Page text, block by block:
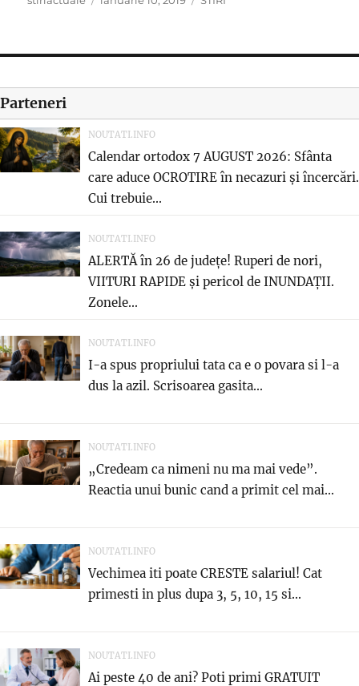
Parteneri
NOUTATI.INFO
Calendar ortodox 7 AUGUST 2026: Sfânta
care aduce OCROTIRE în necazuri și încercări.
Cui trebuie...
NOUTATI.INFO
ALERTĂ în 26 de județe! Ruperi de nori,
VIITURI RAPIDE și pericol de INUNDAȚII.
Zonele...
NOUTATI.INFO
I-a spus propriului tata ca e o povara si l-a
dus la azil. Scrisoarea gasita...
NOUTATI.INFO
„Credeam ca nimeni nu ma mai vede”.
Reactia unui bunic cand a primit cel mai...
NOUTATI.INFO
Vechimea iti poate CRESTE salariul! Cat
primesti in plus dupa 3, 5, 10, 15 si...
NOUTATI.INFO
Ai peste 40 de ani? Poti primi GRATUIT